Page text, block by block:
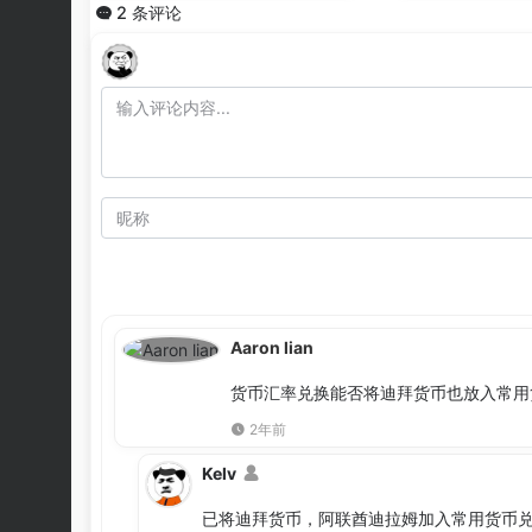
2 条评论
Aaron lian
货币汇率兑换能否将迪拜货币也放入常用
2年前
Kelv
已将迪拜货币，阿联酋迪拉姆加入常用货币兑